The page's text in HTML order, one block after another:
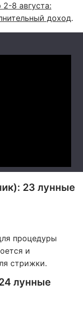
8 августа:
доход.
23 лунные
процедуры
и
стрижки.
лунные